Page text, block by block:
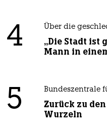
4 Über die
„Die Stadt ist
Mann in
5 Bundeszentrale
Zurück zu
Wurzeln